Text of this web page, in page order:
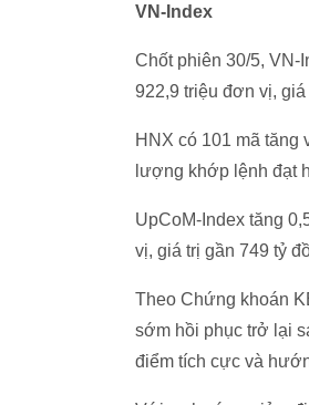
VN-Index
Chốt phiên 30/5, VN-
922,9 triệu đơn vị,
HNX có 101 mã tăng
lượng khớp lệnh đạt
UpCoM-Index tăng
vị, giá trị gần 749 tỷ
Theo Chứng khoán
sớm hồi phục trở lại
điểm tích cực và